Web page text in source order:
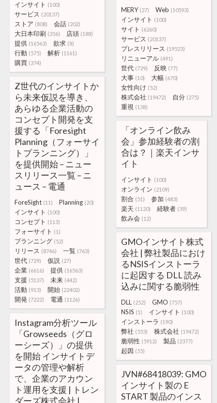
MERY (27) Web (10593)
インサイト (100)
サイト (6260)
サービス (20137)
プレスリリース (19523)
リニューアル (491)
世代 (729) 反映 (77)
大事 (10) 大幅 (670)
女性向け (52)
株式会社 (19472) 自分 (275)
重視 (138)
インサイト (100)
サービス (20137)
ストア (808) 会話 (202)
大日本印刷 (356) 店頭 (188)
提供 (16563) 欲求 (8)
行動 (575) 解析 (1161)
購買 (374)
Z世代のインサイトか
ら未来仮説を導き、
あらゆる企業活動の
コンセプト開発を支
援する「Foresight
Planning（フォーサイ
トプランニング）」
を提供開始 – ニュー
スリリース一覧 – ニ
ュース – 電通
ForeSight (11) Planning (20)
インサイト (100)
コンセプト (113)
フォーサイト (1)
プランニング (52)
リリース (8746) 一覧 (763)
世代 (729) 仮説 (27)
企業 (6616) 提供 (16563)
支援 (5137) 未来 (442)
活動 (913) 開始 (22402)
開発 (7222) 電通 (1126)
「オンライン飲み
会」参加経験者の割
合は？｜楽天インサ
イト
インサイト (100)
オンライン (2109)
割合 (51) 参加 (483)
楽天 (1120) 経験者 (39)
飲み会 (12)
GMOインサイト株式
会社 | 弊社製品におけ
るNSISインストーラ
に起因する DLL 読み
込みに関する脆弱性
DLL (252) GMO (757)
NSIS (1) インサイト (100)
インストーラ (190)
弊社 (553) 株式会社 (19472)
脆弱性 (5912) 製品 (2377)
起因 (55)
Instagram分析ツール
「Growseeds（グロ
ーシーズ）」の提供
を開始 インサイトデ
ータの管理や解析
で、企業のアカウン
ト運用を支援 | トレン
ダーズ株式会社 |
JVN#68418039: GMO
インサイト製の E
START 製品のインス